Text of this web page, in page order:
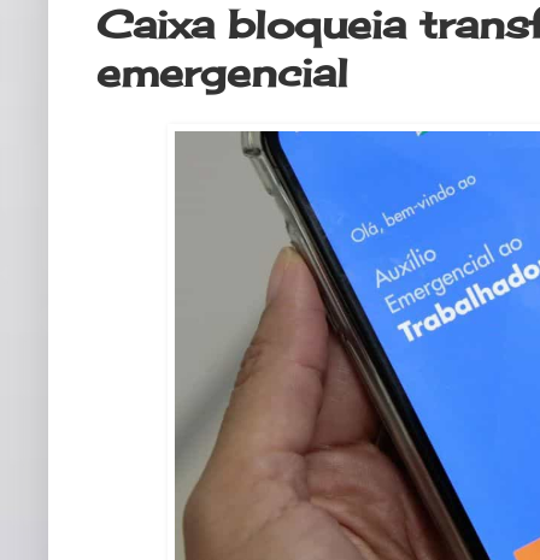
Caixa bloqueia
emergencial